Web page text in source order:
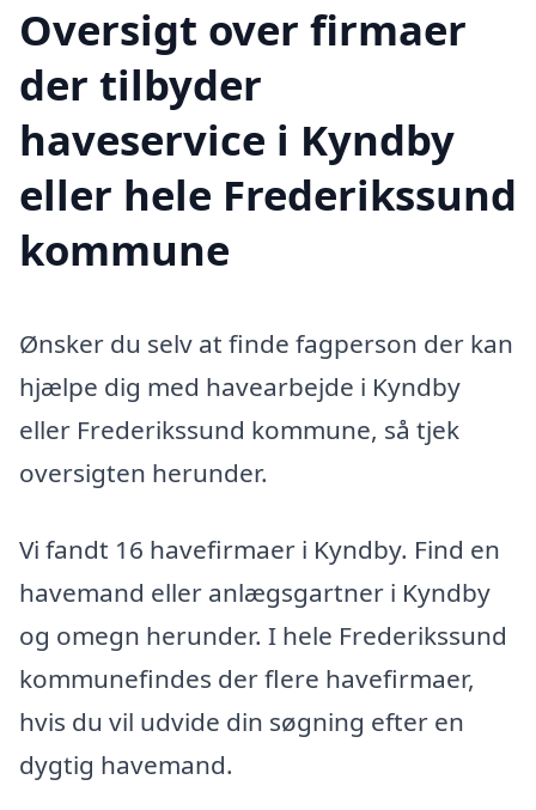
Oversigt over firmaer
der tilbyder
haveservice i Kyndby
eller hele Frederikssund
kommune
Ønsker du selv at finde fagperson der kan
hjælpe dig med havearbejde i Kyndby
eller Frederikssund kommune, så tjek
oversigten herunder.
Vi fandt 16 havefirmaer i Kyndby. Find en
havemand eller anlægsgartner i Kyndby
og omegn herunder. I hele Frederikssund
kommunefindes der flere havefirmaer,
hvis du vil udvide din søgning efter en
dygtig havemand.